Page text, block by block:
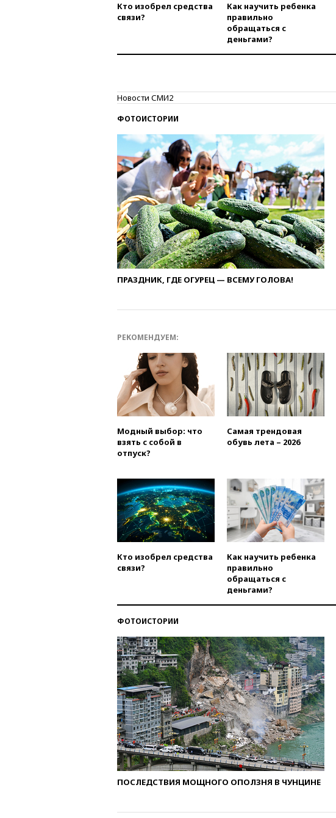
Кто изобрел средства
связи?
Как научить ребенка
правильно
обращаться с
деньгами?
Новости СМИ2
ФОТОИСТОРИИ
ПРАЗДНИК, ГДЕ ОГУРЕЦ — ВСЕМУ ГОЛОВА!
РЕКОМЕНДУЕМ:
Модный выбор: что
взять с собой в
отпуск?
Самая трендовая
обувь лета – 2026
Кто изобрел средства
связи?
Как научить ребенка
правильно
обращаться с
деньгами?
ФОТОИСТОРИИ
ПОСЛЕДСТВИЯ МОЩНОГО ОПОЛЗНЯ В ЧУНЦИНЕ